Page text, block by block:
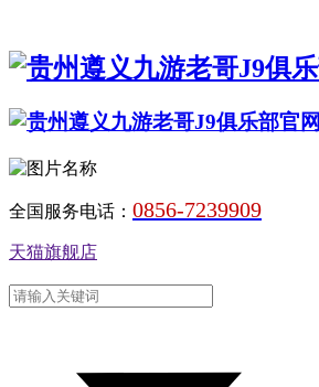
全国服务电话： 0856-7239909
天猫旗舰店